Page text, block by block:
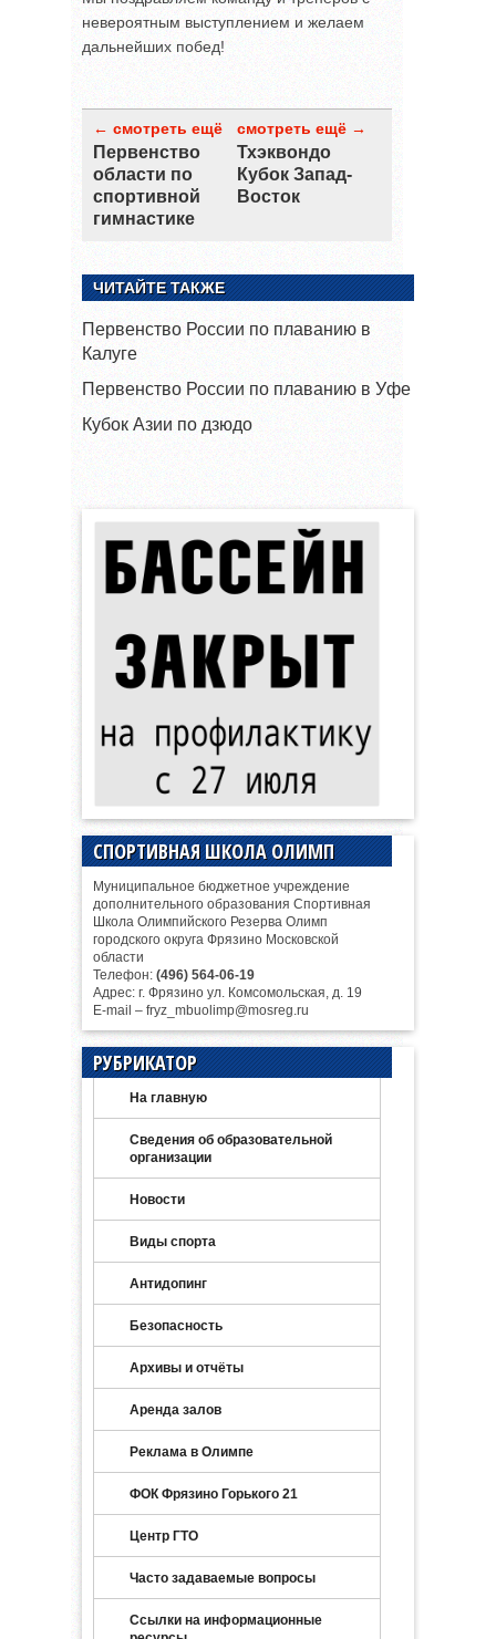
невероятным выступлением и желаем
дальнейших побед!
← смотреть ещё
Первенство
области по
спортивной
гимнастике
смотреть ещё →
Тхэквондо
Кубок Запад-
Восток
ЧИТАЙТЕ ТАКЖЕ
Первенство России по плаванию в
Калуге
Первенство России по плаванию в Уфе
Кубок Азии по дзюдо
СПОРТИВНАЯ ШКОЛА ОЛИМП
Муниципальное бюджетное учреждение
дополнительного образования Спортивная
Школа Олимпийского Резерва Олимп
городского округа Фрязино Московской
области
Телефон: (496) 564-06-19
Адрес: г. Фрязино ул. Комсомольская, д. 19
E-mail – fryz_mbuolimp@mosreg.ru
РУБРИКАТОР
На главную
Сведения об образовательной
организации
Новости
Виды спорта
Антидопинг
Безопасность
Архивы и отчёты
Аренда залов
Реклама в Олимпе
ФОК Фрязино Горького 21
Центр ГТО
Часто задаваемые вопросы
Ссылки на информационные